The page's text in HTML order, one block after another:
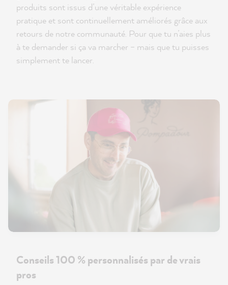
produits sont issus d’une véritable expérience
pratique et sont continuellement améliorés grâce aux
retours de notre communauté. Pour que tu n’aies plus
à te demander si ça va marcher – mais que tu puisses
simplement te lancer.
Conseils 100 % personnalisés par de vrais
pros